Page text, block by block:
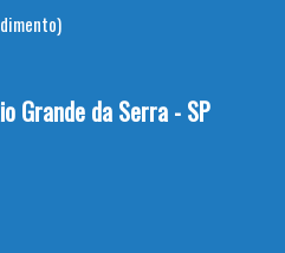
Grande da Serra - SP